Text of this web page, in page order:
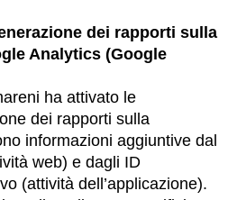
dei rapporti sulla
Analytics (Google
ha attivato le
dei rapporti sulla
informazioni aggiuntive dal
web) e dagli ID
(attività dell’applicazione).